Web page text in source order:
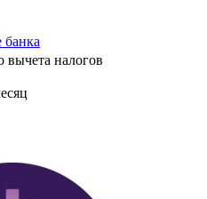
банка
вычета налогов